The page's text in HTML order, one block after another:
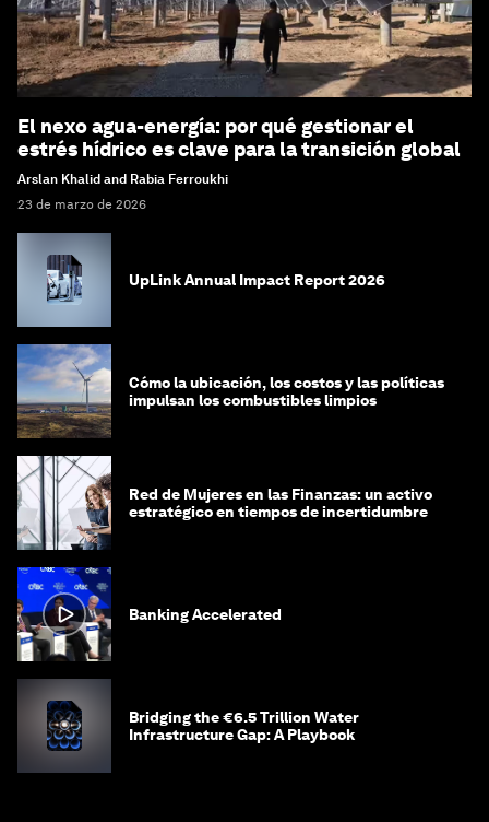
El nexo agua-energía: por qué gestionar el
estrés hídrico es clave para la transición global
Arslan Khalid and Rabia Ferroukhi
23 de marzo de 2026
UpLink Annual Impact Report 2026
Cómo la ubicación, los costos y las políticas
impulsan los combustibles limpios
Red de Mujeres en las Finanzas: un activo
estratégico en tiempos de incertidumbre
Banking Accelerated
Bridging the €6.5 Trillion Water
Infrastructure Gap: A Playbook